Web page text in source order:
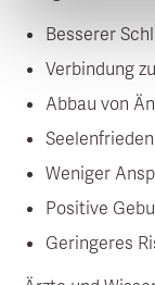
Besserer
Verbindung
Abbau von
Seelenfrieden
Weniger
Positive
Geringeres